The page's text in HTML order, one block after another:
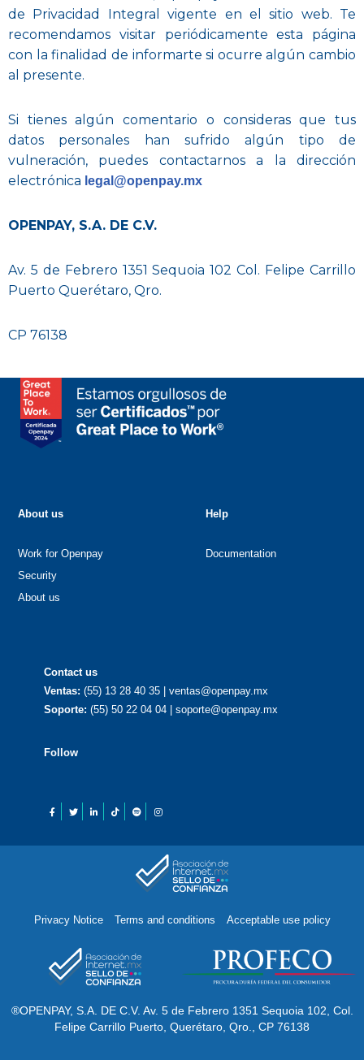
de Privacidad Integral vigente en el sitio web. Te
recomendamos visitar periódicamente esta página
con la finalidad de informarte si ocurre algún cambio
al presente.
Si tienes algún comentario o consideras que tus
datos personales han sufrido algún tipo de
vulneración, puedes contactarnos a la dirección
electrónica legal@openpay.mx
OPENPAY, S.A. DE C.V.
Av. 5 de Febrero 1351 Sequoia 102 Col. Felipe Carrillo
Puerto Querétaro, Qro.
CP 76138
About us
Work for Openpay
Security
About us
Help
Documentation
Contact us
Ventas: (55) 13 28 40 35 | ventas@openpay.mx
Soporte: (55) 50 22 04 04 | soporte@openpay.mx
Follow
Privacy Notice Terms and conditions Acceptable use policy
®OPENPAY, S.A. DE C.V. Av. 5 de Febrero 1351 Sequoia 102, Col.
Felipe Carrillo Puerto, Querétaro, Qro., CP 76138